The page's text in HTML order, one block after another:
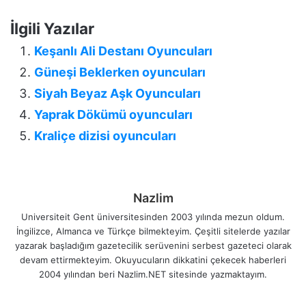
İlgili Yazılar
Keşanlı Ali Destanı Oyuncuları
Güneşi Beklerken oyuncuları
Siyah Beyaz Aşk Oyuncuları
Yaprak Dökümü oyuncuları
Kraliçe dizisi oyuncuları
Nazlim
Universiteit Gent üniversitesinden 2003 yılında mezun oldum.
İngilizce, Almanca ve Türkçe bilmekteyim. Çeşitli sitelerde yazılar
yazarak başladığım gazetecilik serüvenini serbest gazeteci olarak
devam ettirmekteyim. Okuyucuların dikkatini çekecek haberleri
2004 yılından beri Nazlim.NET sitesinde yazmaktayım.